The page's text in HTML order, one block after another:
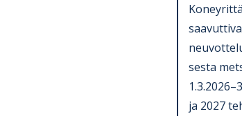
sesta
ja 2027